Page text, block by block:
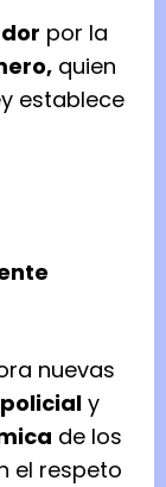
por la
quien
establece
nuevas
y
de los
el respeto